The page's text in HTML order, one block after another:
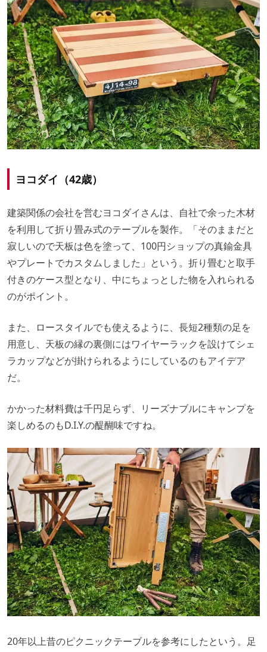
ヨコダイ（42歳）
建築関係の会社を営むヨコダイさんは、自社で余った木材
を利用して折り畳み式のテーブルを製作。「そのままだと
寂しいので天板は色を塗って、100円ショップの真鍮金具
やプレートでカスタムしました」という。折り畳むと取手
付きのケース型となり、中にちょっとした物を入れられる
のがポイント。
また、ロースタイルでも使えるように、長短2種類の足を
用意し、天板の縁の裏側にはワイヤーラックを設けてシェ
ラカップなどが掛けられるようにしているのもアイデア
だ。
かかった材料費は千円足らず、リーズナブルにキャンプを
楽しめるのもD.I.Y.の醍醐味ですね。
20年以上昔のピクニックテーブルを参考にしたという。足